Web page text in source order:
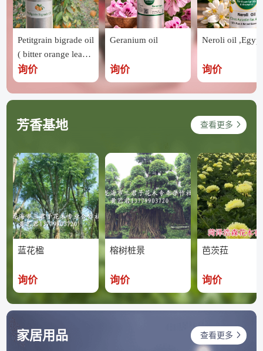
Petitgrain bigrade oil
( bitter orange leave
s ) ,Egypt
询价
Geranium oil
询价
Neroli oil ,Egypt
询价
芳香基地 查看更多
蓝花楹
询价
榕树桩景
询价
芭茨菈
询价
家居用品 查看更多